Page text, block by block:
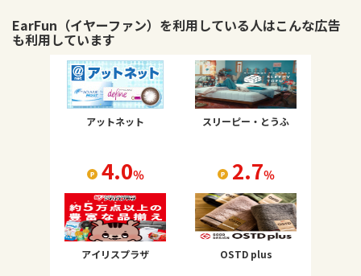
EarFun（イヤーファン） を利用している人はこんな広告
も利用しています
アットネット
4.0％
スリーピー・とうふ
2.7％
アイリスプラザ OSTD plus